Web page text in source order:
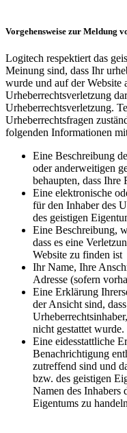
Vorgehensweise zur Meldung
Logitech respektiert das
Meinung sind, dass Ihr
wurde und auf der Website
Urheberrechtsverletzung
Urheberrechtsverletzung.
Urheberrechtsfragen
folgenden Informationen
Eine Beschreibung
oder anderweitigen
behaupten, dass Ihre
Eine elektronische
für den Inhaber des
des geistigen
Eine Beschreibung,
dass es eine
Website zu finden ist
Ihr Name, Ihre
Adresse (sofern
Eine Erklärung
der Ansicht sind,
nicht gestattet wurde.
Eine eidesstattliche
Benachrichtigung
zutreffend sind und
bzw. des geistigen
Namen des Inhabers
Eigentums zu